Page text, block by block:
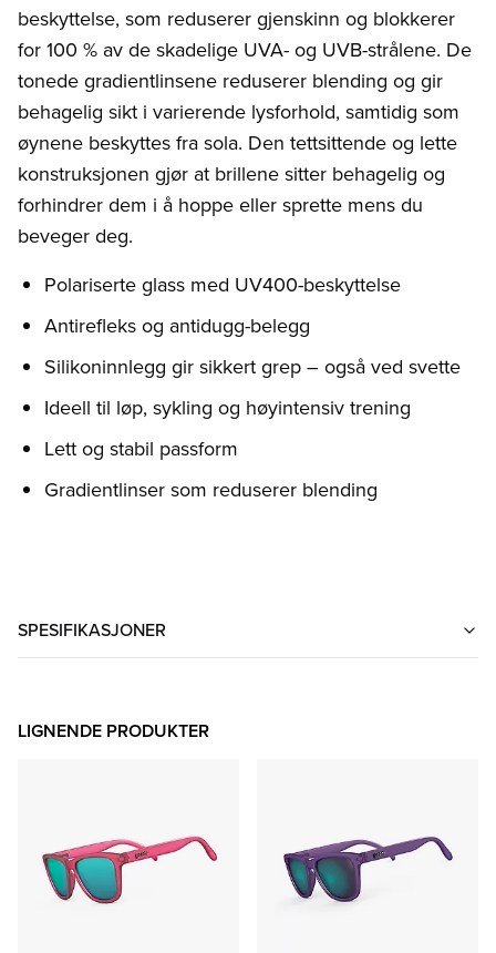
beskyttelse, som reduserer gjenskinn og blokkerer
for 100 % av de skadelige UVA- og UVB-strålene. De
tonede gradientlinsene reduserer blending og gir
behagelig sikt i varierende lysforhold, samtidig som
øynene beskyttes fra sola. Den tettsittende og lette
konstruksjonen gjør at brillene sitter behagelig og
forhindrer dem i å hoppe eller sprette mens du
beveger deg.
Polariserte glass med UV400-beskyttelse
Antirefleks og antidugg-belegg
Silikoninnlegg gir sikkert grep – også ved svette
Ideell til løp, sykling og høyintensiv trening
Lett og stabil passform
Gradientlinser som reduserer blending
SPESIFIKASJONER
LIGNENDE PRODUKTER